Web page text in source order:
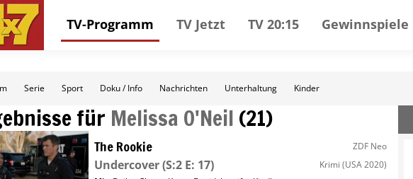
TV-Programm TV Jetzt TV 20:15 Gewinnspiele
Serie Sport Doku / Info Nachrichten Unterhaltung Kinder
für Melissa O'Neil (21)
The Rookie ZDF Neo
Undercover(S:2 E: 17) Krimi (USA 2020)